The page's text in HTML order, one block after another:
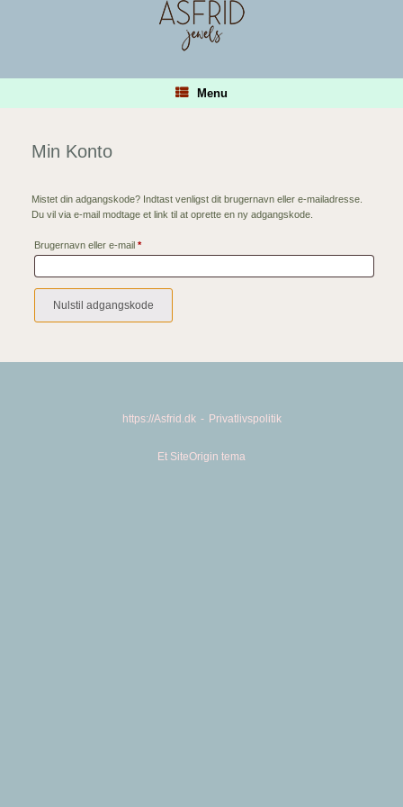
Menu
Min Konto
Mistet din adgangskode? Indtast venligst dit brugernavn eller e-mailadresse.
Du vil via e-mail modtage et link til at oprette en ny adgangskode.
Brugernavn eller e-mail *Påkrævet
Nulstil adgangskode
https://Asfrid.dk Privatlivspolitik
Et SiteOrigin tema